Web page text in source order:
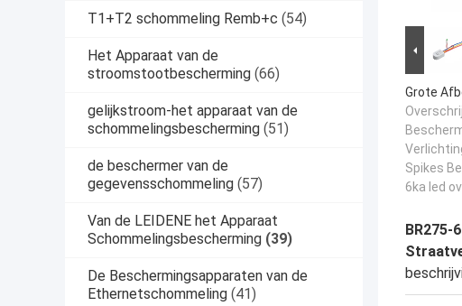
T1+T2 schommeling Remb+c (54)
Het Apparaat van de
stroomstootbescherming (66)
gelijkstroom-het apparaat van de
schommelingsbescherming (51)
de beschermer van de
gegevensschommeling (57)
Van de LEIDENE het Apparaat
Schommelingsbescherming (39)
De Beschermingsapparaten van de
Ethernetschommeling (41)
Grote
Spikes
6ka led
BR275-